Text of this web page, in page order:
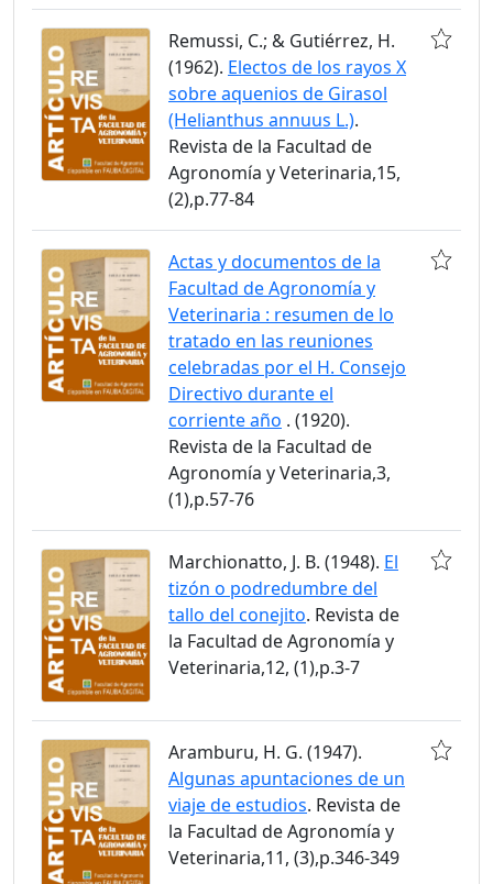
Remussi, C.; & Gutiérrez, H.
(1962). Electos de los rayos X
sobre aquenios de Girasol
(Helianthus annuus L.).
Revista de la Facultad de
Agronomía y Veterinaria,15,
(2),p.77-84
Actas y documentos de la
Facultad de Agronomía y
Veterinaria : resumen de lo
tratado en las reuniones
celebradas por el H. Consejo
Directivo durante el
corriente año . (1920).
Revista de la Facultad de
Agronomía y Veterinaria,3,
(1),p.57-76
Marchionatto, J. B. (1948). El
tizón o podredumbre del
tallo del conejito. Revista de
la Facultad de Agronomía y
Veterinaria,12, (1),p.3-7
Aramburu, H. G. (1947).
Algunas apuntaciones de un
viaje de estudios. Revista de
la Facultad de Agronomía y
Veterinaria,11, (3),p.346-349